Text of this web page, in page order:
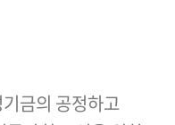
금의 공정하고